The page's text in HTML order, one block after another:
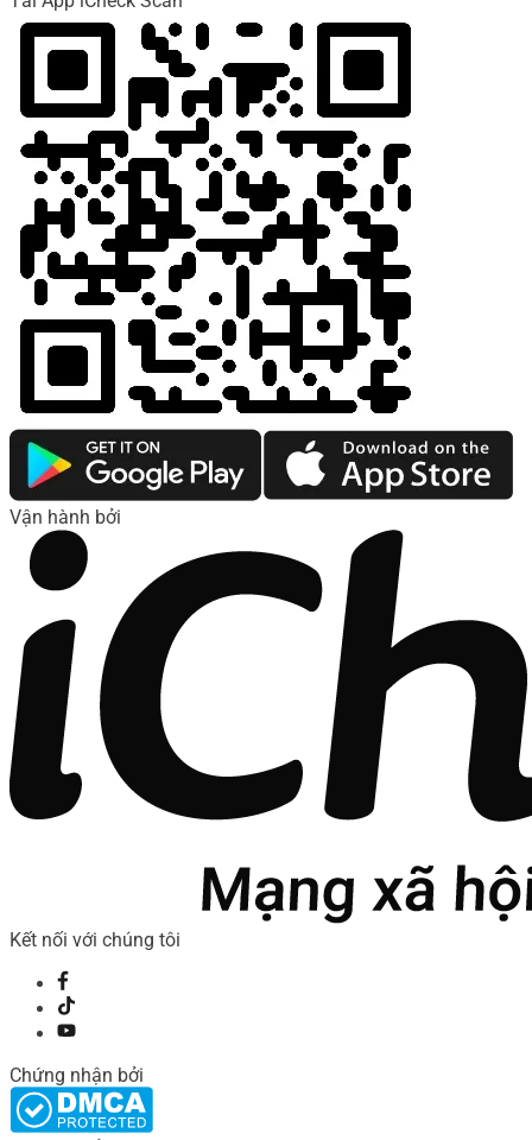
Vận hành bởi
Kết nối với chúng tôi
Chứng nhận bởi